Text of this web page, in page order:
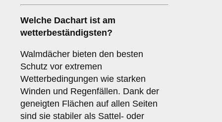
Welche Dachart ist am
wetterbeständigsten?
Walmdächer bieten den besten
Schutz vor extremen
Wetterbedingungen wie starken
Winden und Regenfällen. Dank der
geneigten Flächen auf allen Seiten
sind sie stabiler als Sattel- oder